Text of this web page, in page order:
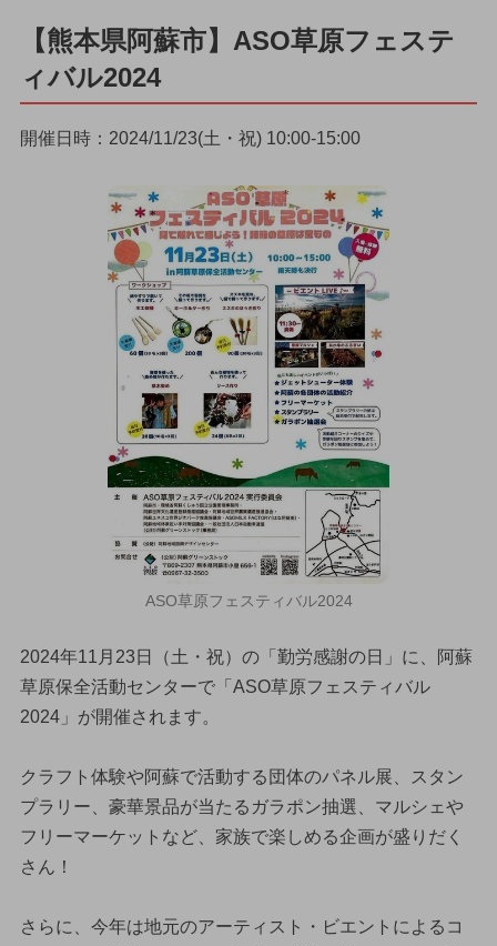
【熊本県阿蘇市】ASO草原フェステ
ィバル2024
開催日時：2024/11/23(土・祝) 10:00-15:00
ASO草原フェスティバル2024
2024年11月23日（土・祝）の「勤労感謝の日」に、阿蘇
草原保全活動センターで「ASO草原フェスティバル
2024」が開催されます。
クラフト体験や阿蘇で活動する団体のパネル展、スタン
プラリー、豪華景品が当たるガラポン抽選、マルシェや
フリーマーケットなど、家族で楽しめる企画が盛りだく
さん！
さらに、今年は地元のアーティスト・ビエントによるコ